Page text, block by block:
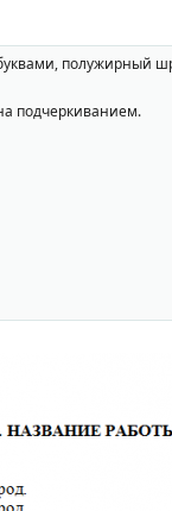
полужирный
подчеркиванием.